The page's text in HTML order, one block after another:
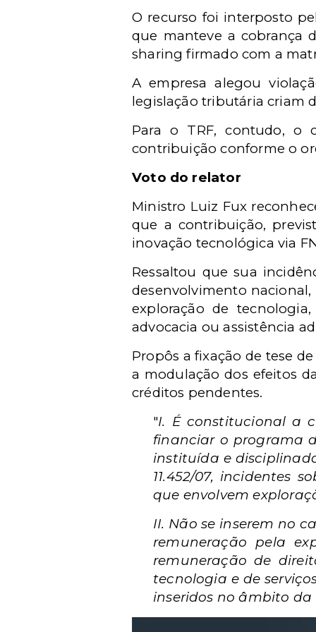
O recurso foi interposto
que manteve a cobrança
sharing firmado com a
A empresa alegou
legislação tributária criam
Para o TRF, contudo, o
contribuição conforme o
Voto do relator
Ministro Luiz Fux
que a contribuição,
inovação tecnológica via
Ressaltou que sua
desenvolvimento
exploração de
advocacia ou assistência
Propôs a fixação de tese
a modulação dos efeitos
créditos pendentes.
"I. É constitucional a
financiar o programa
instituída e disciplinada
11.452/07, incidentes
que envolvem
II. Não se inserem no
remuneração pela
remuneração de
tecnologia e de
inseridos no âmbito